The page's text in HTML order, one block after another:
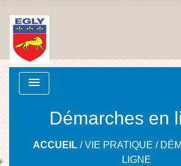
menu
Démarches en
ACCUEIL/VIE PRATIQUE /
LIGNE